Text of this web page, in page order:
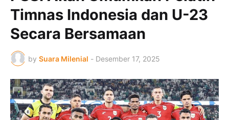
Timnas Indonesia dan U-23
Secara Bersamaan
by Suara Milenial - Desember 17, 2025